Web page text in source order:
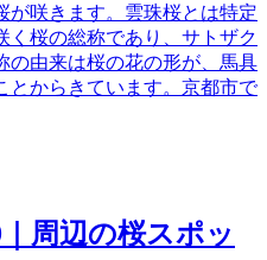
が咲きます。雲珠桜とは特定
く桜の総称であり、サトザク
の由来は桜の花の形が、馬具
とからきています。京都市で
周辺の桜スポッ